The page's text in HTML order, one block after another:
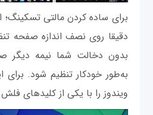
برای ساده کردن مالتی تسکینگ؛
دقیقا روی نصف اندازه صفحه
بدون دخالت شما نیمه دیگر
به‌طور خودکار تنظیم شود. برای
ویندوز را با یکی از کلیدهای